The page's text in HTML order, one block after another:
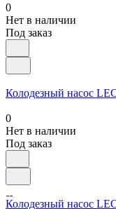
0
Нет в наличии
Под заказ
Колодезный насос
0
Нет в наличии
Под заказ
Колодезный насос